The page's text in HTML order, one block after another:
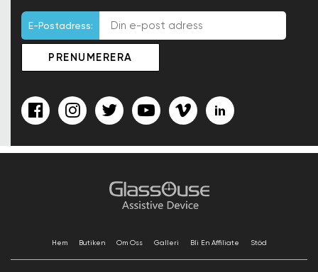
E-Postadress:
Hem Butiken Om Oss Galleri Bli En Affiliate Stöd